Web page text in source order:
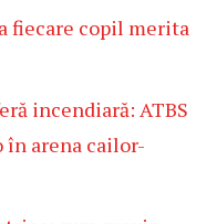
fiecare copil merita
incendiară: ATBS
în arena cailor-